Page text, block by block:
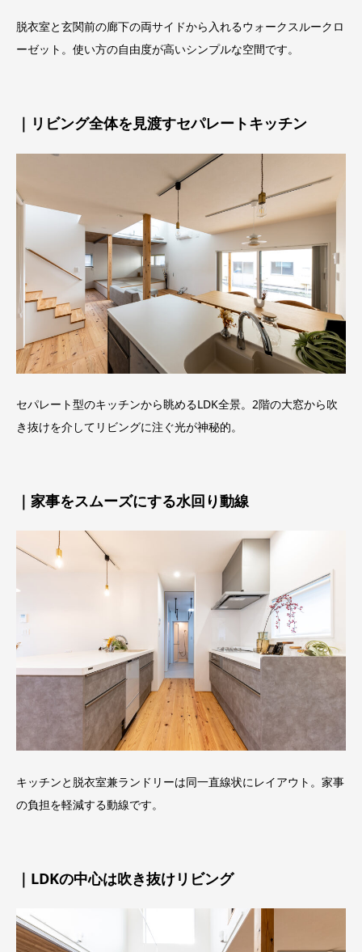
脱衣室と玄関前の廊下の両サイドから入れるウォークスルークロ
ーゼット。使い方の自由度が高いシンプルな空間です。
｜リビング全体を見渡すセパレートキッチン
セパレート型のキッチンから眺めるLDK全景。2階の大窓から吹
き抜けを介してリビングに注ぐ光が神秘的。
｜家事をスムーズにする水回り動線
キッチンと脱衣室兼ランドリーは同一直線状にレイアウト。家事
の負担を軽減する動線です。
｜LDKの中心は吹き抜けリビング